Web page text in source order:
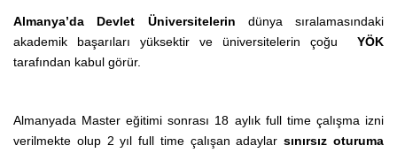
Almanya’da Devlet Üniversitelerin dünya sıralamasındaki
akademik başarıları yüksektir ve üniversitelerin çoğu YÖK
tarafından kabul görür.
Almanyada Master eğitimi sonrası 18 aylık full time çalışma izni
verilmekte olup 2 yıl full time çalışan adaylarsınırsız oturuma